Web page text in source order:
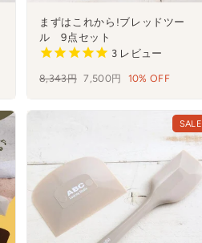
まずはこれから!ブレッドツー
ル 9点セット
3レビュー
通
価
8,343円 セ
7,500円 10% OFF
SALE